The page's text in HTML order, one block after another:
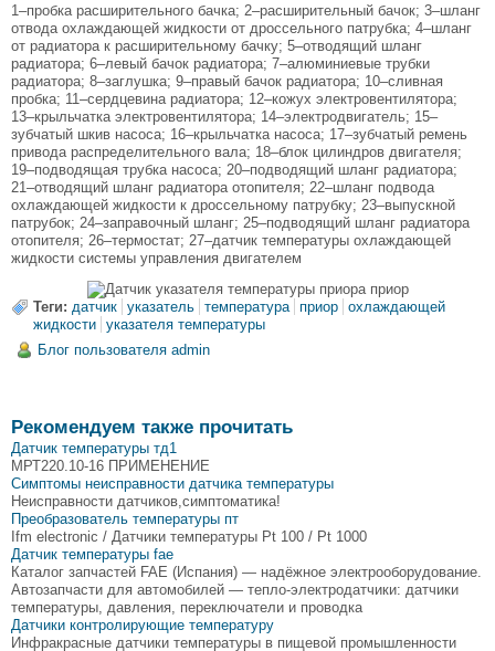
1–пробка расширительного бачка; 2–расширительный бачок; 3–шланг
отвода охлаждающей жидкости от дроссельного патрубка; 4–шланг
от радиатора к расширительному бачку; 5–отводящий шланг
радиатора; 6–левый бачок радиатора; 7–алюминиевые трубки
радиатора; 8–заглушка; 9–правый бачок радиатора; 10–сливная
пробка; 11–сердцевина радиатора; 12–кожух электровентилятора;
13–крыльчатка электровентилятора; 14–электродвигатель; 15–
зубчатый шкив насоса; 16–крыльчатка насоса; 17–зубчатый ремень
привода распределительного вала; 18–блок цилиндров двигателя;
19–подводящая трубка насоса; 20–подводящий шланг радиатора;
21–отводящий шланг радиатора отопителя; 22–шланг подвода
охлаждающей жидкости к дроссельному патрубку; 23–выпускной
патрубок; 24–заправочный шланг; 25–подводящий шланг радиатора
отопителя; 26–термостат; 27–датчик температуры охлаждающей
жидкости системы управления двигателем
Теги: датчик указатель температура приор охлаждающей
жидкости указателя температуры
Блог пользователя admin
Рекомендуем также прочитать
Датчик температуры тд1
МРТ220.10-16 ПРИМЕНЕНИЕ
Симптомы неисправности датчика температуры
Неисправности датчиков,симптоматика!
Преобразователь температуры пт
Ifm electronic / Датчики температуры Pt 100 / Pt 1000
Датчик температуры fae
Каталог запчастей FAE (Испания) — надёжное электрооборудование.
Автозапчасти для автомобилей — тепло-электродатчики: датчики
температуры, давления, переключатели и проводка
Датчики контролирующие температуру
Инфракрасные датчики температуры в пищевой промышленности